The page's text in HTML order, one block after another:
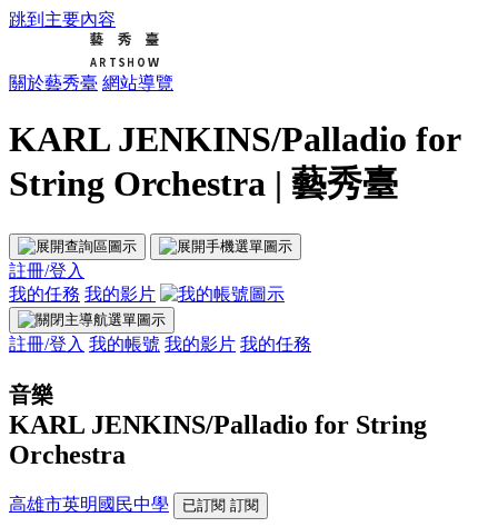
跳到主要內容
關於藝秀臺 網站導覽
KARL JENKINS/Palladio for
String Orchestra | 藝秀臺
註冊/登入
我的任務 我的影片
註冊/登入 我的帳號 我的影片 我的任務
音樂
KARL JENKINS/Palladio for String
Orchestra
高雄市英明國民中學 已訂閱 訂閱